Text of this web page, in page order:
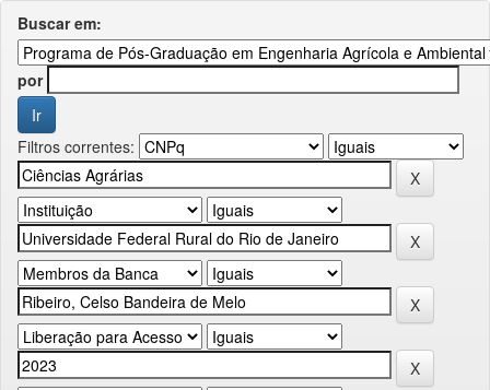
Buscar em:
por
Filtros correntes: